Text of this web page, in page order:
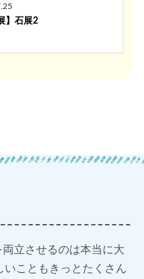
】石展2
立させるのは本当に大
こともきっとたくさん